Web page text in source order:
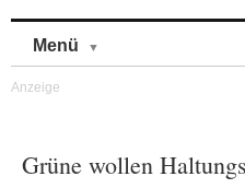
Menü
Grüne wollen